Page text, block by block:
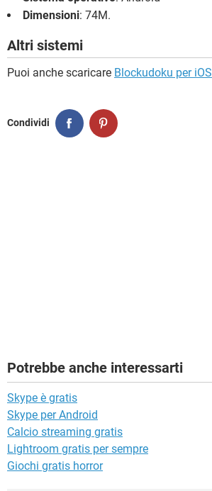
Dimensioni: 74M.
Altri sistemi
Puoi anche scaricare Blockudoku per iOS
Condividi
Potrebbe anche interessarti
Skype è gratis
Skype per Android
Calcio streaming gratis
Lightroom gratis per sempre
Giochi gratis horror